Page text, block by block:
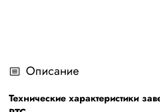
Описание
Технические характеристики